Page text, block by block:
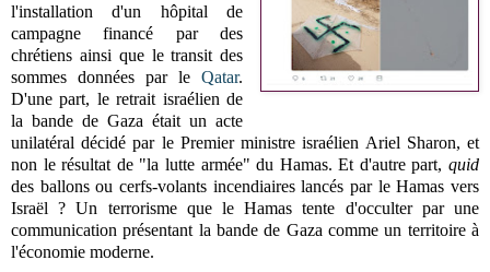
l'installation d'un hôpital de
campagne financé par des
chrétiens ainsi que le transit des
sommes données par leQatar.
D'une part, le retrait israélien de
la bande de Gaza était un acte
unilatéral décidé par le Premier ministre israélien Ariel Sharon, et
non le résultat de "la lutte armée" du Hamas. Et d'autre part, quid
des ballons ou cerfs-volants incendiaires lancés par le Hamas vers
Israël ? Un terrorisme que le Hamas tente d'occulter par une
communication présentant la bande de Gaza comme un territoire à
l'économie moderne.